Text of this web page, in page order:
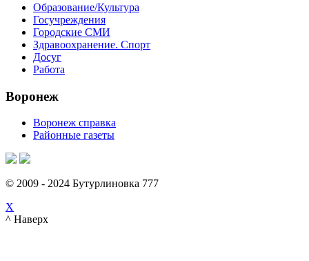
Образование/Культура
Госучреждения
Городские СМИ
Здравоохранение. Спорт
Досуг
Работа
Воронеж
Воронеж справка
Районные газеты
© 2009 - 2024 Бутурлиновка 777
X
^ Наверх